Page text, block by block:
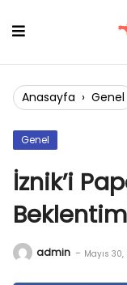
Anasayfa › Genel
Genel
İznik’i
admin - Mayıs